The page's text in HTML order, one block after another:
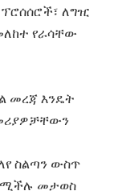
ለግዢ
የራሳቸው
መረጃ እንዴት
ስልጣን ውስጥ
መታወስ